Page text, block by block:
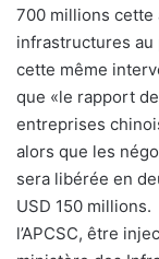
700 millions cette
infrastructures au
cette même
que «le rapport
entreprises
alors que les
sera libérée en
USD 150
l’APCSC, être